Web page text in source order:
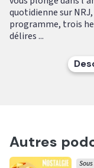
quotidienne sur NRJ,
programme, trois
délires ...
Autres